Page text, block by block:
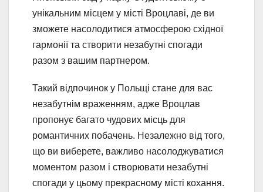
унікальним місцем у місті Вроцлаві, де ви
зможете насолодитися атмосферою східної
гармонії та створити незабутні спогади
разом з вашим партнером.
Такий відпочинок у Польщі стане для вас
незабутнім враженням, адже Вроцлав
пропонує багато чудових місць для
романтичних побачень. Незалежно від того,
що ви виберете, важливо насолоджуватися
моментом разом і створювати незабутні
спогади у цьому прекрасному місті кохання.